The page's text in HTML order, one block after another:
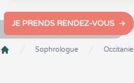
JE PRENDS RENDEZ-VOUS
Sophrologue Occitanie